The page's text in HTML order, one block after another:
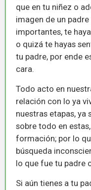
que en tu niñez o
imagen de un
importantes, te
o quizá te hayas
tu padre, por ende
cara.
Todo acto en
relación con lo ya
nuestras etapas, ya
sobre todo en
formación; por lo
búsqueda
lo que fue tu padre
Si aún tienes a tu